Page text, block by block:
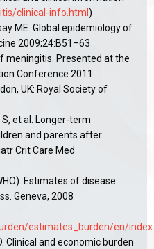
clinical-info.html )
ME. Global epidemiology of
2009;24:B51–63
meningitis. Presented at the
Conference 2011.
UK: Royal Society of
S, et al. Longer-term
and parents after
Crit Care Med
Estimates of disease
Geneva, 2008
estimates_burden/en/
Clinical and economic burden